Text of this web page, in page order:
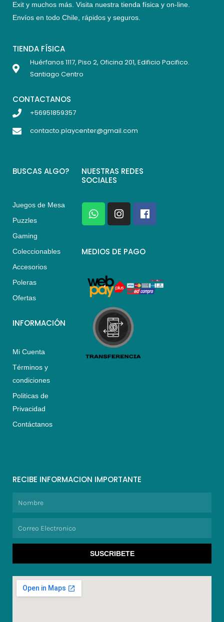
Exit y muchos más. Visita nuestra tienda física y on-line.
Envíos en todo Chile, rápidos y seguros
TIENDA FÍSICA
Huérfanos 1117, Piso 2, Oficina 201, Edificio Pacifico.
Santiago Centro
CONTACTANOS
+56951859357
contacto.playcenter@gmail.com
BUSCAS ALGO?
Juegos de Mesa
Puzzles
Gaming
Coleccionables
Accesorios
Poleras
Ofertas
INFORMACIÓN
Mi Cuenta
Términos y
condiciones
Politicas de
Privacidad
Contáctanos
NUESTRAS REDES
SOCIALES
W
h
a
s
p
I
n
s
a
a
m
F
a
c
b
k
MEDIOS DE PAGO
RECIBE INFORMACION IMPORTANTE
SUSCRIBETE